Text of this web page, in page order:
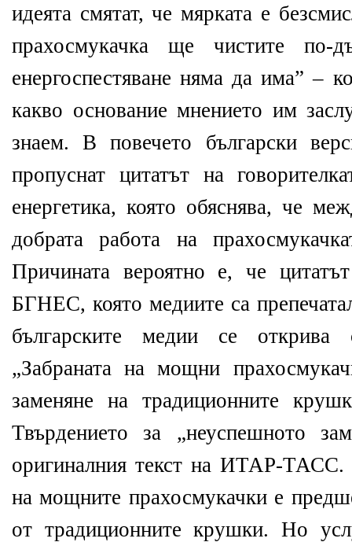
идеята смятат, че мярката е
прахосмукачка ще чистите по-
енергоспестяване няма да има” –
какво основание мнението им
знаем. В повечето български
пропуснат цитатът на
енергетика, която обяснява, че
добрата работа на
Причината вероятно е, че
БГНЕС, която медиите са
българските медии се открива
„Забраната на мощни
заменяне на традиционните
Твърдението за „неуспешното
оригиналния текст на ИТАР-ТАСС.
на мощните прахосмукачки е
от традиционните крушки. Но